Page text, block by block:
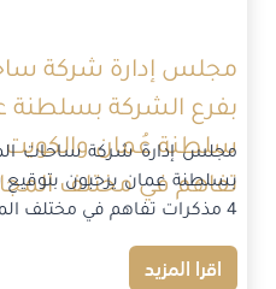
مجلس إدارة شركة
بفرع الشركة بسلطنة
تفاهم في مختلف
مجلس إدارة شركة ساحات
بسلطنة عمان يرحبون
4 مذكرات تفاهم في مختلف المجالات.
اقرا المزيد